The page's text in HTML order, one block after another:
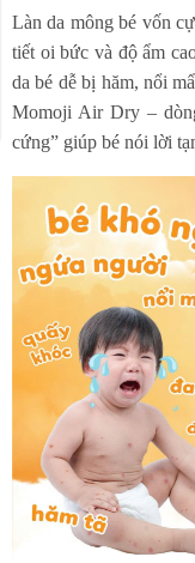
Làn da mông bé vốn
tiết oi bức và độ ẩm
da bé dễ bị hăm, nổi
Momoji Air Dry –
cứng” giúp bé nói lời